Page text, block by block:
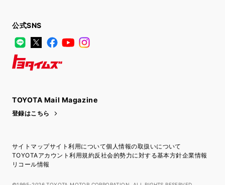
公式SNS
LINE
X FacebookYouTube
TOYOTA Mail Magazine
登録はこちら
サイトマップサイト利用について個人情報の取扱いについて
TOYOTAアカウント利用規約反社会的勢力に対する基本方針企業情報
リコール情報